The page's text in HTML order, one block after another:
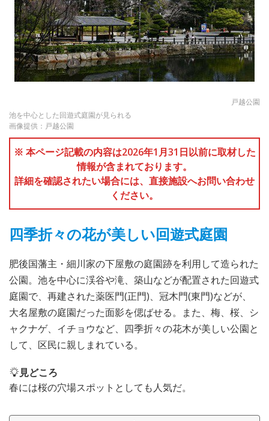
戸越公園
池を中心とした回遊式庭園が見られる
画像提供：戸越公園
※ 本ページ記載の内容は2026年1月31日以前に取材した
情報が含まれております。
詳細を確認されたい場合には、直接施設へお問い合わせ
ください。
四季折々の花が美しい回遊式庭園
肥後国藩主・細川家の下屋敷の庭園跡を利用して造られた
公園。池を中心に渓谷や滝、築山などが配置された回遊式
庭園で、再建された薬医門(正門)、冠木門(東門)などが、
大名屋敷の庭園だった面影を偲ばせる。また、梅、桜、シ
ャクナゲ、イチョウなど、四季折々の花木が美しい公園と
して、区民に親しまれている。
見どころ
春には桜の穴場スポットとしても人気だ。